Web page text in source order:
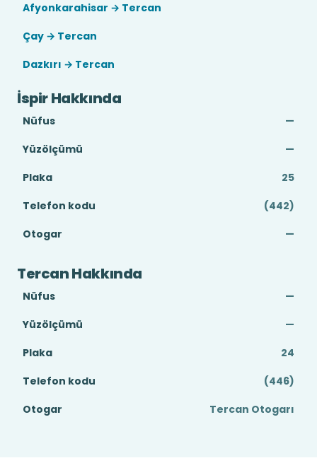
Afyonkarahisar → Tercan
Çay → Tercan
Dazkırı → Tercan
İspir Hakkında
Nüfus
—
Yüzölçümü
—
Plaka
25
Telefon kodu
(442)
Otogar
—
Tercan Hakkında
Nüfus
—
Yüzölçümü
—
Plaka
24
Telefon kodu
(446)
Otogar
Tercan Otogarı